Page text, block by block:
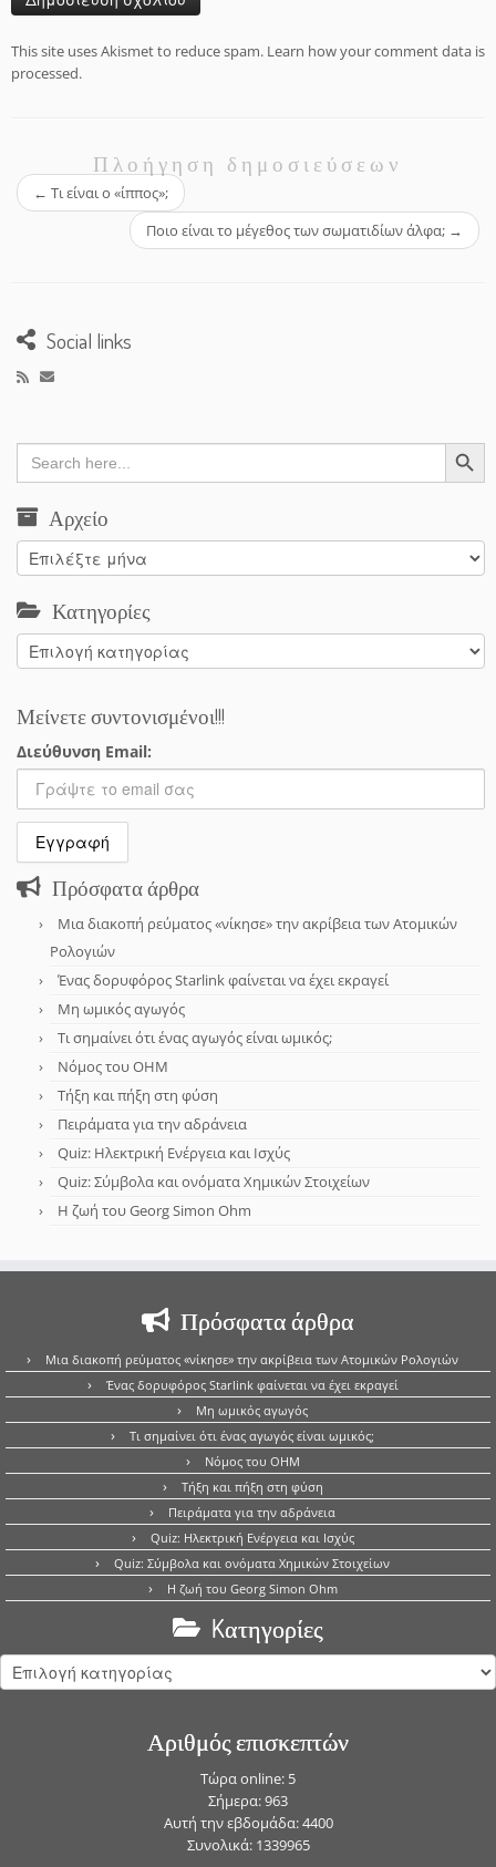
This site uses Akismet to reduce spam. Learn how your comment data is
processed.
Πλοήγηση δημοσιεύσεων
← Τι είναι ο «ίππος»;
Ποιο είναι το μέγεθος των σωματιδίων άλφα; →
Social links
Search
for:
Search Button
Αρχείο
Αρχείο
Κατηγορίες
Κατηγορίες
Μείνετε συντονισμένοι!!!
Διεύθυνση Email:
Πρόσφατα άρθρα
Μια διακοπή ρεύματος «νίκησε» την ακρίβεια των Ατομικών
Ρολογιών
Ένας δορυφόρος Starlink φαίνεται να έχει εκραγεί
Μη ωμικός αγωγός
Τι σημαίνει ότι ένας αγωγός είναι ωμικός;
Νόμος του OHM
Τήξη και πήξη στη φύση
Πειράματα για την αδράνεια
Quiz: Ηλεκτρική Ενέργεια και Ισχύς
Quiz: Σύμβολα και ονόματα Χημικών Στοιχείων
Η ζωή του Georg Simon Ohm
Πρόσφατα άρθρα
Μια διακοπή ρεύματος «νίκησε» την ακρίβεια των Ατομικών Ρολογιών
Ένας δορυφόρος Starlink φαίνεται να έχει εκραγεί
Μη ωμικός αγωγός
Τι σημαίνει ότι ένας αγωγός είναι ωμικός;
Νόμος του OHM
Τήξη και πήξη στη φύση
Πειράματα για την αδράνεια
Quiz: Ηλεκτρική Ενέργεια και Ισχύς
Quiz: Σύμβολα και ονόματα Χημικών Στοιχείων
Η ζωή του Georg Simon Ohm
Kατηγορίες
Kατηγορίες
Αριθμός επισκεπτών
Τώρα online: 5
Σήμερα: 963
Αυτή την εβδομάδα: 4400
Συνολικά: 1339965